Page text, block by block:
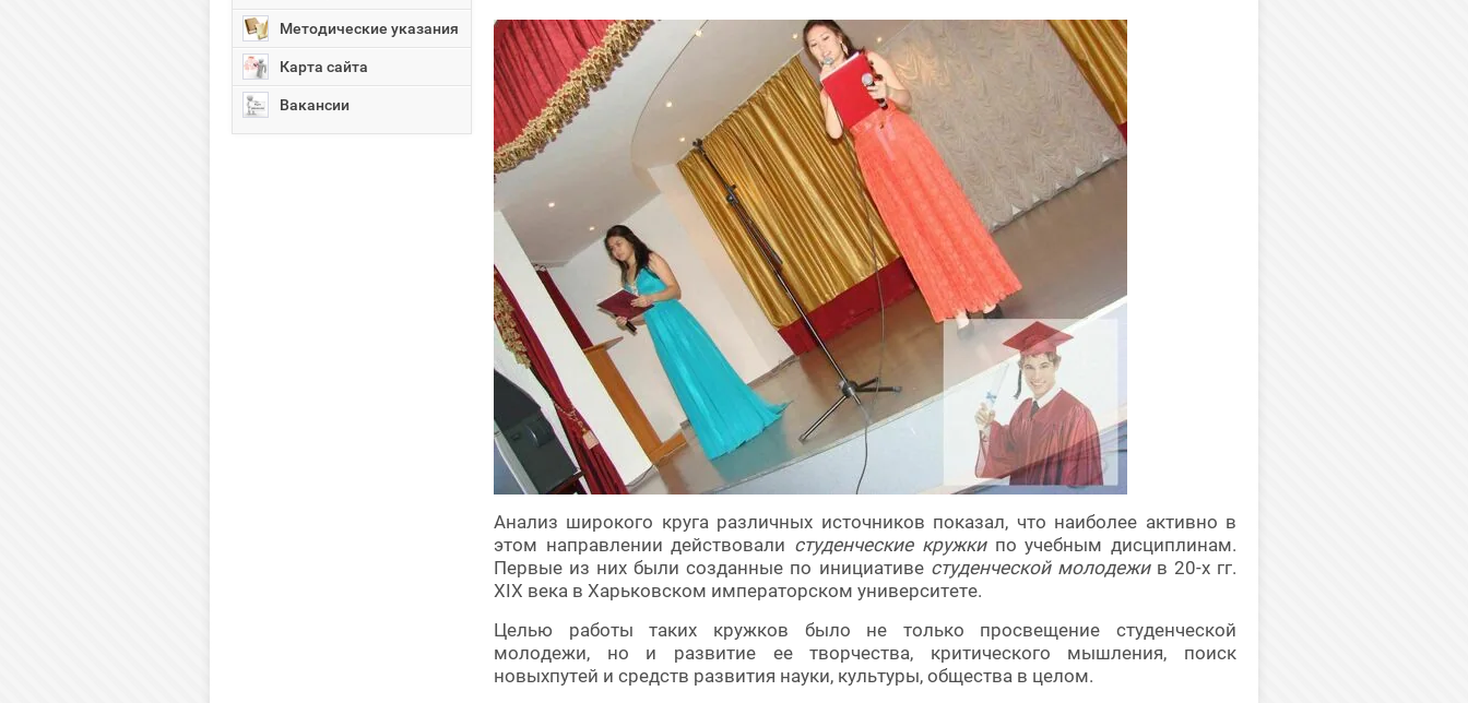
Методические указания
Карта сайта
Вакансии
Анализ широкого круга различных источников показал, что наиболее активно в
этом направлении действовали студенческие кружкипо учебным дисциплинам.
Первые из них были созданные по инициативе студенческой молодежив 20-х гг.
XIX века в Харьковском императорском университете.
Целью работы таких кружков было не только просвещение студенческой
молодежи, но и развитие ее творчества, критического мышления, поиск
новыхпутей и средств развития науки, культуры, общества в целом.